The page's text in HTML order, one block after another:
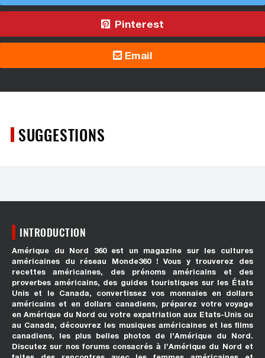
Pinterest
Email
SUGGESTIONS
INTRODUCTION
Amérique du Nord 360 est un magazine sur les cultures
américaines du réseau Monde360 ! Vous y trouverez des
recettes américaines, des prénoms américains et des
proverbes américains, des guides touristiques sur les États
Unis et le Canada, convertissez vos monnaies en dollars
américains et en dollars canadiens, préparez votre voyage
en Amérique du Nord ou votre expatriation aux Etats-Unis ou
au Canada, découvrez les musiques américaines et les films
canadiens, les plus belles photos de l’Amérique du Nord.
Discutez sur nos forums consacrés à l’Amérique du Nord et